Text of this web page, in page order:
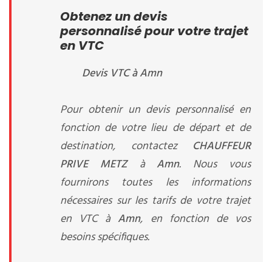
Obtenez un devis
personnalisé pour votre trajet
en VTC
Devis VTC à Amn
Pour obtenir un devis personnalisé en
fonction de votre lieu de départ et de
destination, contactez CHAUFFEUR
PRIVE METZ àAmn. Nous vous
fournirons toutes les informations
nécessaires sur les tarifs de votre trajet
en VTC àAmn, en fonction de vos
besoins spécifiques.